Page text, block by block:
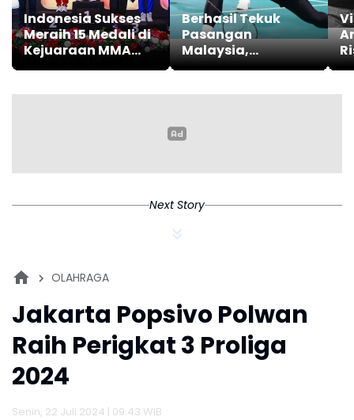
Indonesia Sukses
Meraih 15 Medali di
Kejuaraan MMA
Asian
2026
Berhasil Tekuk
Pasangan
Malaysia,
Leo/Daniel Juara
Next Story
OLAHRAGA
Jakarta Popsivo Polwan
Raih Perigkat 3 Proliga
2024
Senin, 22 Juli 2024 | 09:43 WIB